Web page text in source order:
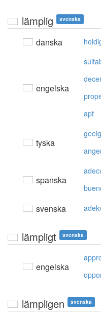
lämplig svenska
danska
engelska
apt
tyska
spanska
svenska
lämpligt svenska
engelska
lämpligen svenska